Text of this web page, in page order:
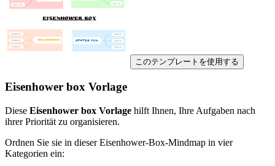
このテンプレートを使用する
Eisenhower box Vorlage
Diese Eisenhower box Vorlage hilft Ihnen, Ihre Aufgaben nach
ihrer Priorität zu organisieren.
Ordnen Sie sie in dieser Eisenhower-Box-Mindmap in vier
Kategorien ein: